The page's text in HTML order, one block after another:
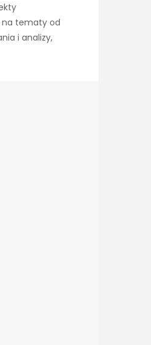
na tematy od
i analizy,